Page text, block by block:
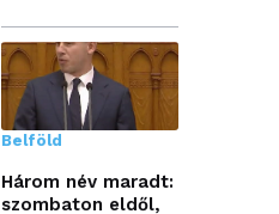
Belföld
Három név maradt:
szombaton eldől,